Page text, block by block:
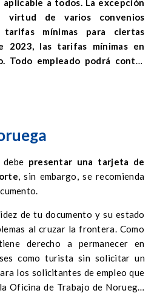
a todos. La excepción
virtud de varios convenios
mínimas para ciertas
2023, las tarifas mínimas en
Todo empleado podrá contar
la industria pesquera y de
presentar una tarjeta de
, sin embargo, se recomienda
de tu documento y su estado
al cruzar la frontera. Como
derecho a permanecer en
como turista sin solicitar un
los solicitantes de empleo que
Oficina de Trabajo de Noruega,